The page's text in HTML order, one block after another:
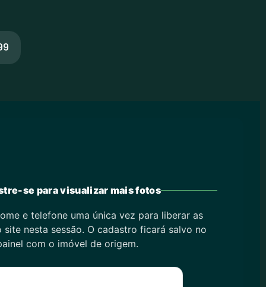
se para visualizar mais fotos
e telefone uma única vez para liberar as
nesta sessão. O cadastro ficará salvo no
com o imóvel de origem.